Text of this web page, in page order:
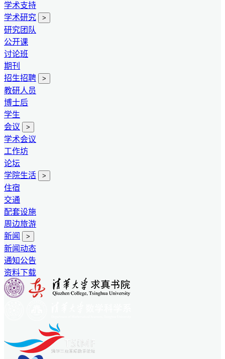
学术支持
学术研究
>
研究团队
公开课
讨论班
期刊
招生招聘
>
教研人员
博士后
学生
会议
>
学术会议
工作坊
论坛
学院生活
>
住宿
交通
配套设施
周边旅游
新闻
>
新闻动态
通知公告
资料下载